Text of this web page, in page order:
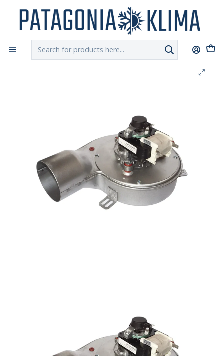
Chilexpress
Home Repuestos Estufa Pellet
Extractor Humos Estufa Pellet Amesti Italy 8000-8100 Plus